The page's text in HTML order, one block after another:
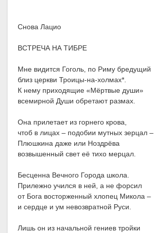
Снова Лацио
ВСТРЕЧА НА ТИБРЕ
Мне видится Гоголь, по Риму бредущий
близ церкви Троицы-на-холмах*.
К нему приходящие «Мёртвые души»
всемирной Души обретают размах.
Она прилетает из горнего крова,
чтоб в лицах – подобии мутных зерцал –
Плюшкина даже или Ноздрёва
возвышенный свет её тихо мерцал.
Бесценна Вечного Города школа.
Прилежно учился в ней, а не форсил
от Бога восторженный хлопец Микола –
и сердце и ум невозвратной Руси.
Лишь он из начальной гениев тройки